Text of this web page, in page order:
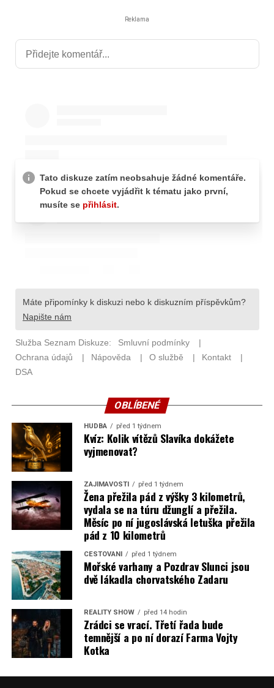
Reklama
OBLÍBENÉ
HUDBA před 1 týdnem
Kvíz: Kolik vítězů Slavíka dokážete
vyjmenovat?
ZAJÍMAVOSTI před 1 týdnem
Žena přežila pád z výšky 3 kilometrů,
vydala se na túru džunglí a přežila.
Měsíc po ní jugoslávská letuška přežila
pád z 10 kilometrů
CESTOVÁNÍ před 1 týdnem
Mořské varhany a Pozdrav Slunci jsou
dvě lákadla chorvatského Zadaru
REALITY SHOW před 14 hodin
Zrádci se vrací. Třetí řada bude
temnější a po ní dorazí Farma Vojty
Kotka